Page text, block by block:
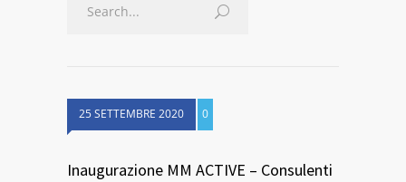
25 SETTEMBRE 2020 0
Inaugurazione MM ACTIVE – Consulenti